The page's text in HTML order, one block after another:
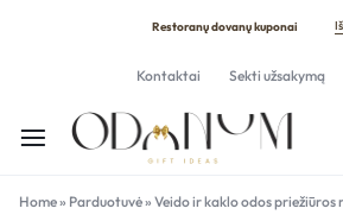
Restoranų dovanų kuponai
Kontaktai Sekti užsakymą
Home» Parduotuvė» Veido ir kaklo odos priežiūros